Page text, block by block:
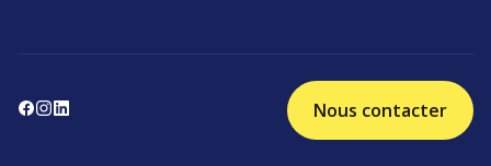
Nous contacter